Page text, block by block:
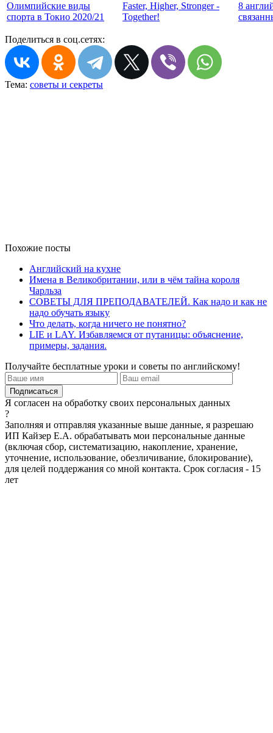
Олимпийские виды
спорта в Токио 2020/21
Faster, Higher, Stronger -
Together!
8
Поделиться в соц.сетях:
Тема: советы и секреты
Похожие посты
Английский на кухне
Имена в Великобритании, или в чём тайна короля
Чарльза
СОВЕТЫ ДЛЯ ПРЕПОДАВАТЕЛЕЙ. Как надо и как не
надо обучать языку
Что делать, когда ничего не понятно?
LIE и LAY. Избавляемся от путаницы: объяснение,
примеры, задания.
Получайте бесплатные уроки и советы по английскому!
Я согласен на обработку своих персональных данных
?
Заполняя и отправляя указанные выше данные, я разрешаю
ИП Кайзер Е.А. обрабатывать мои персональные данные
(включая сбор, систематизацию, накопление, хранение,
уточнение, использование, обезличивание, блокирование),
для целей поддержания со мной контакта. Срок согласия - 15
лет